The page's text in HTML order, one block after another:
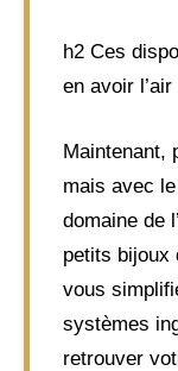
h2 Ces
en avoir l’air
Maintenant,
mais avec
domaine de
petits bijoux
vous
systèmes
retrouver